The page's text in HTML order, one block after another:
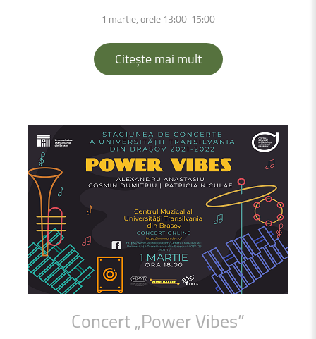
1 martie, orele 13:00-15:00
Citește mai mult
Concert„PowerVibes”